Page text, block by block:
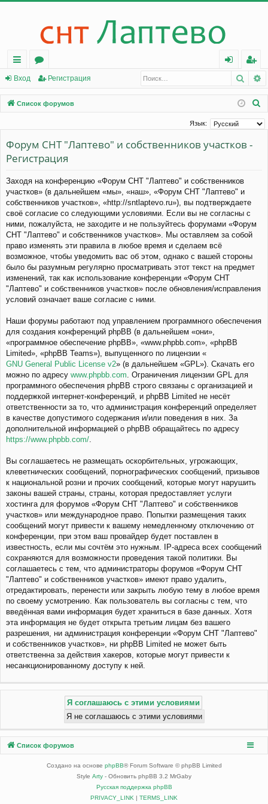
с
ы
лк
о
ру
м
д
ег
ис
тр
Вход Регистрация
Список форумов
и
Язык:
Форум СНТ "Лаптево" и собственников участков -
Регистрация
Заходя на конференцию «Форум СНТ "Лаптево" и собственников
участков» (в дальнейшем «мы», «наш», «Форум СНТ "Лаптево" и
собственников участков», «http://sntlaptevo.ru»), вы подтверждаете
своё согласие со следующими условиями. Если вы не согласны с
ними, пожалуйста, не заходите и не пользуйтесь форумами «Форум
СНТ "Лаптево" и собственников участков». Мы оставляем за собой
право изменять эти правила в любое время и сделаем всё
возможное, чтобы уведомить вас об этом, однако с вашей стороны
было бы разумным регулярно просматривать этот текст на предмет
изменений, так как использование конференции «Форум СНТ
"Лаптево" и собственников участков» после обновления/исправления
условий означает ваше согласие с ними.
Наши форумы работают под управлением программного обеспечения
для создания конференций phpBB (в дальнейшем «они»,
«программное обеспечение phpBB», «www.phpbb.com», «phpBB
Limited», «phpBB Teams»), выпущенного по лицензии «
GNU General Public License v2» (в дальнейшем «GPL»). Скачать его
можно по адресу www.phpbb.com . Ограничения лицензии GPL для
программного обеспечения phpBB строго связаны с организацией и
поддержкой интернет-конференций, и phpBB Limited не несёт
ответственности за то, что администрация конференций определяет
в качестве допустимого содержания и/или поведения в них. За
дополнительной информацией о phpBB обращайтесь по адресу
https://www.phpbb.com/
Вы соглашаетесь не размещать оскорбительных, угрожающих,
клеветнических сообщений, порнографических сообщений, призывов
к национальной розни и прочих сообщений, которые могут нарушить
законы вашей страны, страны, которая предоставляет услуги
хостинга для форумов «Форум СНТ "Лаптево" и собственников
участков» или международное право. Попытки размещения таких
сообщений могут привести к вашему немедленному отключению от
конференции, при этом ваш провайдер будет поставлен в
известность, если мы сочтём это нужным. IP-адреса всех сообщений
сохраняются для возможности проведения такой политики. Вы
соглашаетесь с тем, что администраторы форумов «Форум СНТ
"Лаптево" и собственников участков» имеют право удалить,
отредактировать, перенести или закрыть любую тему в любое время
по своему усмотрению. Как пользователь вы согласны с тем, что
введённая вами информация будет храниться в базе данных. Хотя
эта информация не будет открыта третьим лицам без вашего
разрешения, ни администрация конференции «Форум СНТ "Лаптево"
и собственников участков», ни phpBB Limited не может быть
ответственна за действия хакеров, которые могут привести к
несанкционированному доступу к ней.
Список форумов
Создано на основе phpBB® Forum Software © phpBB Limited
Style Arty - Обновить phpBB 3.2 MrGaby
Русская поддержка phpBB
PRIVACY_LINK | TERMS_LINK